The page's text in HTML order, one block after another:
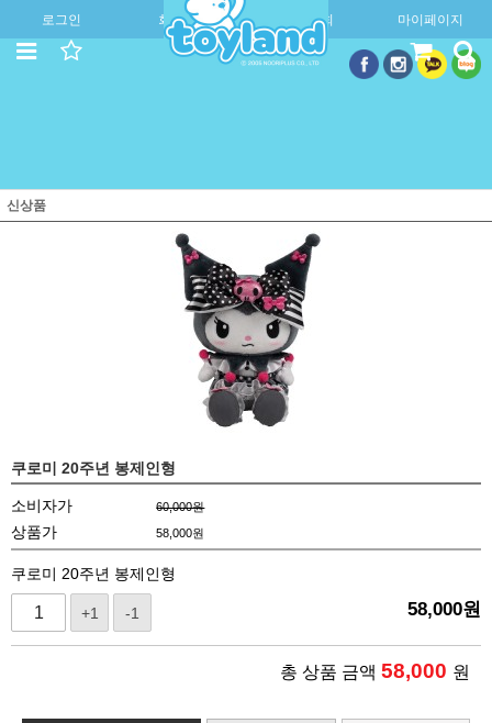
로그인 회원가입 주문조회 마이페이지
신상품
쿠로미 20주년 봉제인형
소비자가 60,000원
상품가 58,000원
쿠로미 20주년 봉제인형
+1 -1 58,000원
총 상품 금액 58,000 원